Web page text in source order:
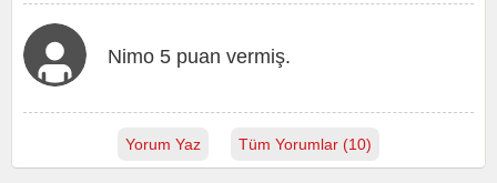
Nimo 5 puan vermiş.
Yorum Yaz Tüm Yorumlar (10)